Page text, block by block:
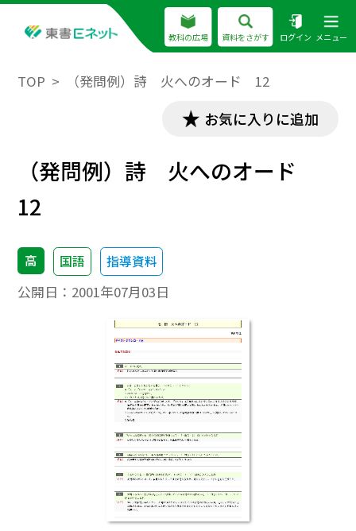
教科の広場 資料をさがす ログイン メニュー
TOP （発問例）詩 火へのオード 12
お気に入りに追加
（発問例）詩 火へのオード
12
高 国語 指導資料
公開日： 2001年07月03日